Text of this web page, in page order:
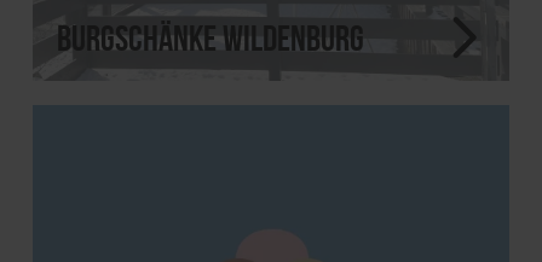
Burgschänke Wildenburg